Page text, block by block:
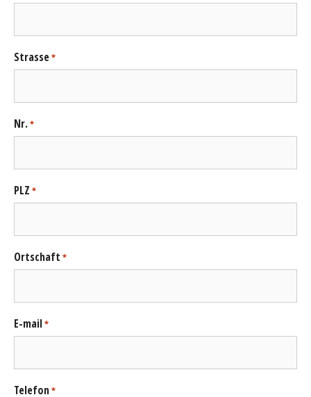
Strasse*
Nr. *
PLZ *
Ortschaft *
E-mail*
Telefon*